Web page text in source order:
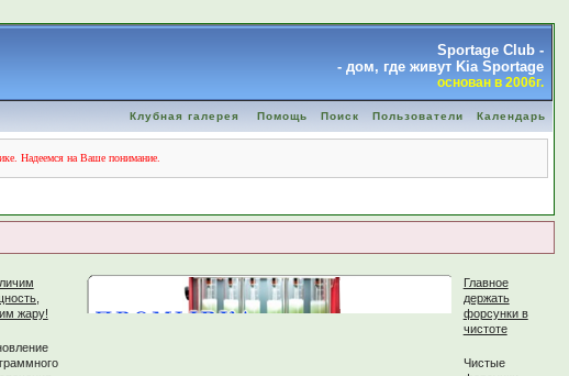
Sportage Club -
- дом, где живут Kia Sportage
основан в 2006г.
Клубная галерея Помощь Поиск Пользователи Календарь
Надеемся на Ваше понимание.
жару!
Главное
держать
форсунки в
чистоте
Чистые